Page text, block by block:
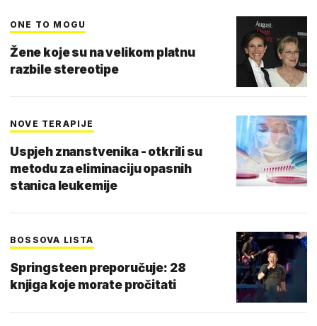
ONE TO MOGU
Žene koje su na velikom platnu
razbile stereotipe
NOVE TERAPIJE
Uspjeh znanstvenika - otkrili su
metodu za eliminaciju opasnih
stanica leukemije
BOSSOVA LISTA
Springsteen preporučuje: 28
knjiga koje morate pročitati